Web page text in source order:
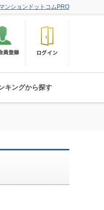
ンションドットコムPRO
キングから探す